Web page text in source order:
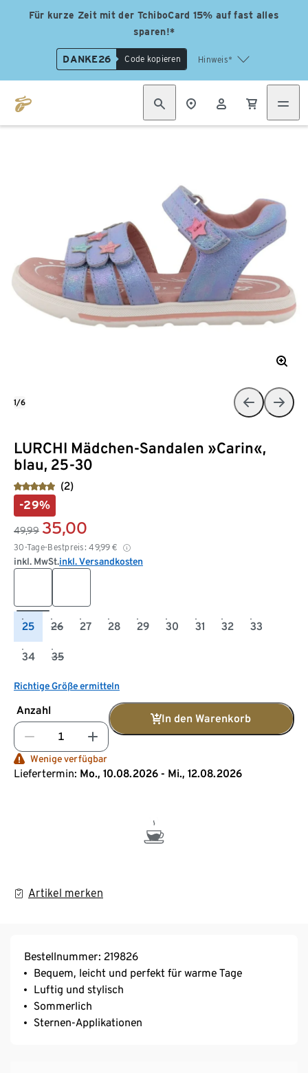
Für kurze Zeit mit der TchiboCard 15% auf fast alles
sparen!*
DANKE26 Code kopieren Hinweis*
LURCHI Mädchen-Sandalen »Carin«,
blau, 25-30
(2)
-29%
49,99 35,00
30-Tage-Bestpreis: 49,99 €
inkl. MwSt.inkl. Versandkosten
25 26 27 28 29 30 31 32 33
34 35
Richtige Größe ermitteln
Anzahl
In den Warenkorb
Wenige verfügbar
Liefertermin: Mo., 10.08.2026 - Mi., 12.08.2026
Artikel merken
1/6
Bestellnummer: 219826
Bequem, leicht und perfekt für warme Tage
Luftig und stylisch
Sommerlich
Sternen-Applikationen